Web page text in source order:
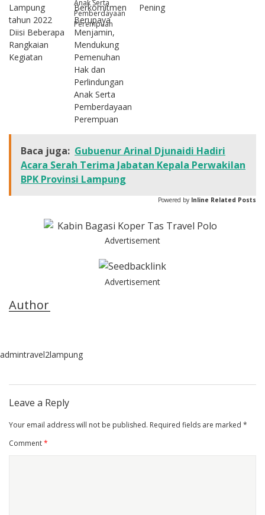
Lampung
tahun 2022
Diisi Beberapa
Rangkaian
Kegiatan
Berkomitmen
Berupaya
Menjamin,
Mendukung
Pemenuhan
Hak dan
Perlindungan
Anak Serta
Pemberdayaan
Perempuan
Pening
Baca juga: Gubuenur Arinal Djunaidi Hadiri
Acara Serah Terima Jabatan Kepala Perwakilan
BPK Provinsi Lampung
Powered by Inline Related Posts
Advertisement
Advertisement
Author
admintravel2lampung
Leave a Reply
Your email address will not be published. Required fields are marked *
Comment*